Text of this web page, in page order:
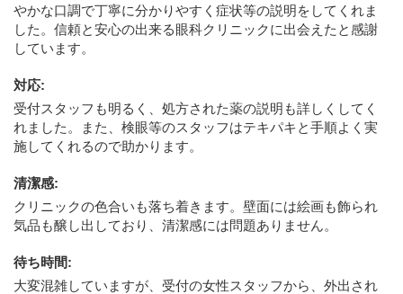
やかな口調で丁寧に分かりやすく症状等の説明をしてくれま
した。信頼と安心の出来る眼科クリニックに出会えたと感謝
しています。
対応:
受付スタッフも明るく、処方された薬の説明も詳しくしてく
れました。また、検眼等のスタッフはテキパキと手順よく実
施してくれるので助かります。
清潔感:
クリニックの色合いも落ち着きます。壁面には絵画も飾られ
気品も醸し出しており、清潔感には問題ありません。
待ち時間:
大変混雑していますが、受付の女性スタッフから、外出され